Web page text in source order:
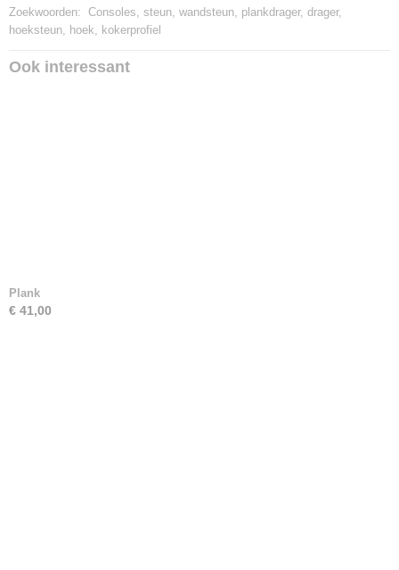
Zoekwoorden: Consoles, steun, wandsteun, plankdrager, drager,
hoeksteun, hoek, kokerprofiel
Ook interessant
Plank
€ 41,00